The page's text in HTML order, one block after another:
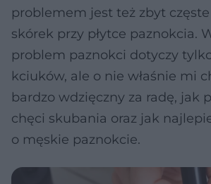
problemem jest też zbyt
skórek przy płytce paznokcia.
problem paznokci dotyczy
kciuków, ale o nie właśnie mi
bardzo wdzięczny za radę, jak
chęci skubania oraz jak
o męskie paznokcie.